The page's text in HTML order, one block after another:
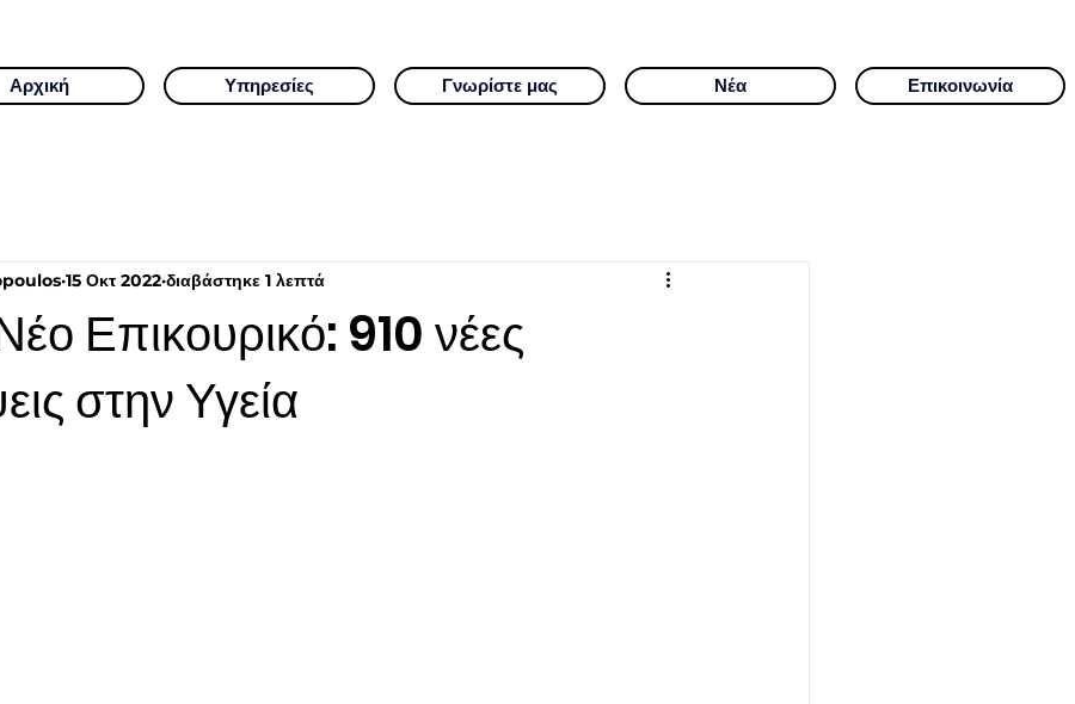
Αρχική Υπηρεσίες Γνωρίστε μας Νέα Επικοινωνία
Επικουρικό: 910 νέες
στην Υγεία
15 Οκτ 2022 διαβάστηκε 1 λεπτά